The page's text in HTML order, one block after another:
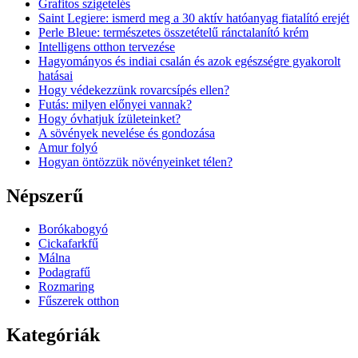
Grafitos szigetelés
Saint Legiere: ismerd meg a 30 aktív hatóanyag fiatalító erejét
Perle Bleue: természetes összetételű ránctalanító krém
Intelligens otthon tervezése
Hagyományos és indiai csalán és azok egészségre gyakorolt
hatásai
Hogy védekezzünk rovarcsípés ellen?
Futás: milyen előnyei vannak?
Hogy óvhatjuk ízületeinket?
A sövények nevelése és gondozása
Amur folyó
Hogyan öntözzük növényeinket télen?
Népszerű
Borókabogyó
Cickafarkfű
Málna
Podagrafű
Rozmaring
Fűszerek otthon
Kategóriák